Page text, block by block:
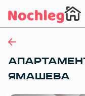
ЯМАШЕВА